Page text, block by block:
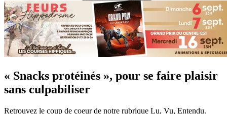
« Snacks protéinés », pour se faire plaisir
sans culpabiliser
Retrouvez le coup de coeur de notre rubrique Lu, Vu, Entendu.